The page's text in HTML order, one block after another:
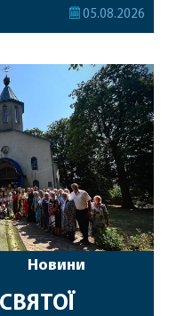
співслужили
підносилися
за воїнів, які
05.08.2026
Новини